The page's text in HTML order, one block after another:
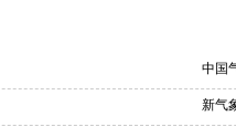
中国
新气